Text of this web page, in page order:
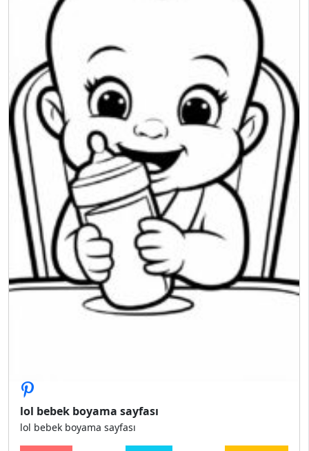
lol bebek boyama sayfası
lol bebek boyama sayfası